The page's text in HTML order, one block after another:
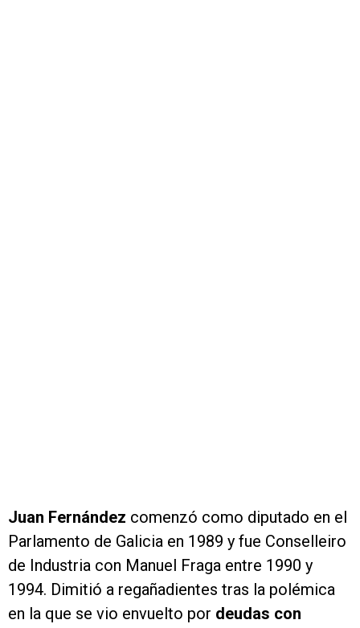
Juan Fernández comenzó como diputado en el
Parlamento de Galicia en 1989 y fue Conselleiro
de Industria con Manuel Fraga entre 1990 y
1994. Dimitió a regañadientes tras la polémica
en la que se vio envuelto por deudas con